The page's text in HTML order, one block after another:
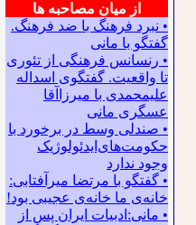
از میان مصاحبه ها
• نبرد فرهنگ با ضد فرهنگ.
گفتگو با ﻣﺎﻧﻰ
• رنسانس فرهنگی ‌از تئوری
‌تا واقعیت. گفتگوی اسداله
علیمحمدی با میرزاآقا
عسگری ‌مانی
• صندلی وسط در برخورد با
حکومت‌های‌ایدئولوژیک
وجود ندارد
• گفتگو با مرتضا میرآفتابی:
ﺧﺎﻧﻪﻯ ﻣﺎ ﺧﺎﻧﻪﻯ ﻋﺠﻴﺒﻰ ﺑﻮﺩ!
• مانی:ادبیات ایران پس از